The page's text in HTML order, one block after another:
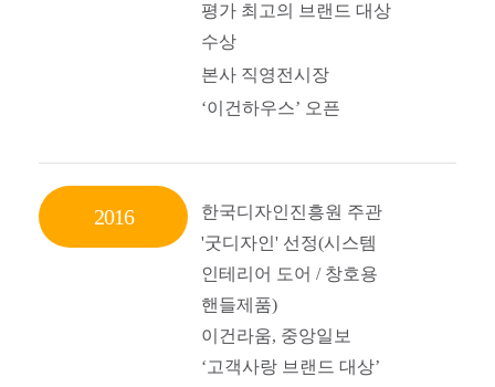
평가 최고의 브랜드 대상
수상
본사 직영전시장
‘이건하우스’ 오픈
2016
한국디자인진흥원 주관
'굿디자인' 선정(시스템
인테리어 도어 / 창호용
핸들제품)
이건라움, 중앙일보
‘고객사랑 브랜드 대상’